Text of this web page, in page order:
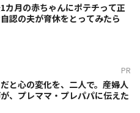
1カ月の赤ちゃんにポテチって正
認の夫が育休をとってみたら
PR
と心の変化を、二人で。産婦人
、プレママ・プレパパに伝えた